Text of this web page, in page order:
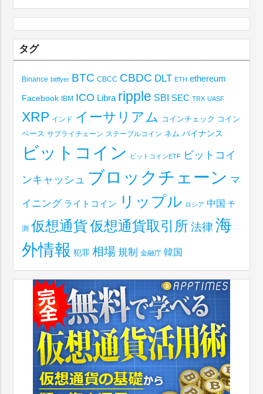
タグ
Binance bitflyer BTC CBCC CBDC DLT ETH ethereum
Facebook IBM ICO Libra ripple SBI SEC TRX UASF
XRP インド イーサリアム コインチェック コイン
ベース サプライチェーン ステーブルコイン ネム バイナンス
ビットコイン ビットコインETF ビットコイ
ンキャッシュ ブロックチェーン マ
イニング ライトコイン リップル ロシア 中国 予
測 仮想通貨仮想通貨取引所 法律 海
外情報 犯罪 相場 規制 金融庁 韓国